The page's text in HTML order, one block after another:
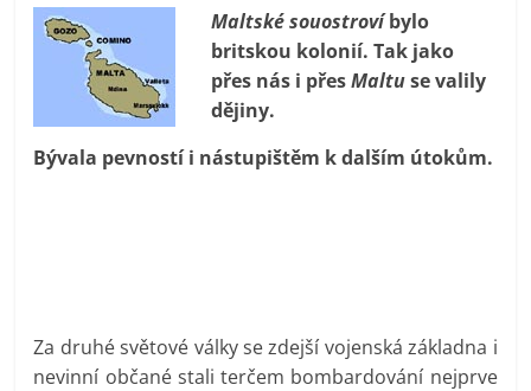
prospívá?
Maltské souostrovíbylo
britskou kolonií. Tak jako
přes nás i přesMaltuse valily
dějiny.
Bývala pevností i nástupištěm k dalším útokům.
Za druhé světové války se zdejší vojenská základna i
nevinní občané stali terčem bombardování nejprve